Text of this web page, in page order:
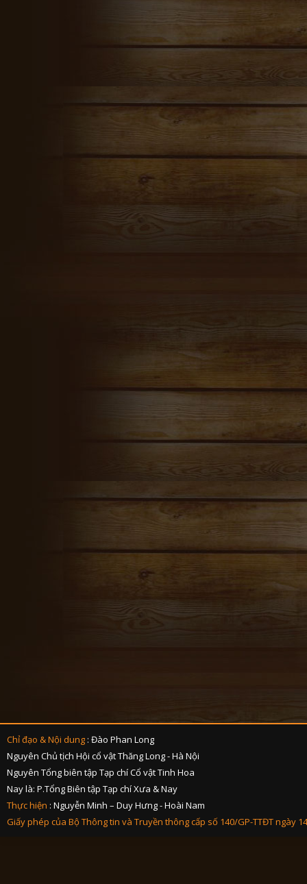
Chỉ đạo & Nội dung : Đào Phan Long
Nguyên Chủ tịch Hội cổ vật Thăng Long - Hà Nội
Nguyên Tổng biên tập Tạp chí Cổ vật Tinh Hoa
Nay là: P.Tổng Biên tập Tạp chí Xưa & Nay
Thực hiện : Nguyễn Minh – Duy Hưng - Hoài Nam
Giấy phép của Bộ Thông tin và Truyền thông cấp số 140/GP-TTĐT ngày